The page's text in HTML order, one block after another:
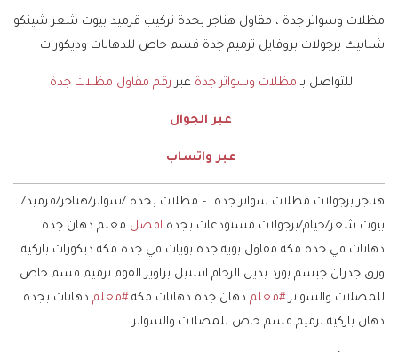
مظلات وسواتر جدة ، مقاول هناجر بجدة تركيب قرميد بيوت شعر شينكو
شبابيك برجولات بروفايل ترميم جدة قسم خاص للدهانات وديكورات
للتواصل بـ مظلات وسواتر جدة عبر رقم مقاول مظلات جدة
عبر الجوال
عبر واتساب
هناجر برجولات مظلات سواتر جدة – مظلات بجده /سواتر/هناجر/قرميد/
بيوت شعر/خيام/برجولات مستودعات بجده افضل معلم دهان جدة
دهانات في جدة مكة مقاول بويه جدة بويات في جده مكه ديكورات باركيه
ورق جدران جبسم بورد بديل الرخام استيل براويز الفوم ترميم قسم خاص
للمضلات والسواتر ‎#معلم دهان جدة دهانات مكة ‎#معلم دهانات بجدة
دهان باركيه ترميم قسم خاص للمضلات والسواتر